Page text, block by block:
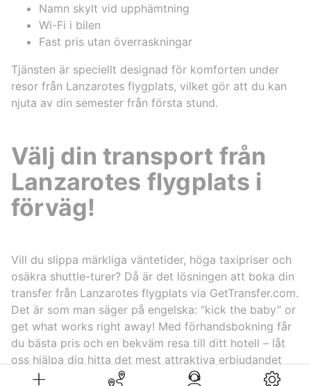
Namn skylt vid upphämtning
Wi-Fi i bilen
Fast pris utan överraskningar
Tjänsten är speciellt designad för komforten under
resor från Lanzarotes flygplats, vilket gör att du kan
njuta av din semester från första stund.
Välj din transport från
Lanzarotes flygplats i
förväg!
Vill du slippa märkliga väntetider, höga taxipriser och
osäkra shuttle-turer? Då är det lösningen att boka din
transfer från Lanzarotes flygplats via GetTransfer.com.
Det är som man säger på engelska: “kick the baby” or
get what works right away! Med förhandsbokning får
du bästa pris och en bekväm resa till ditt hotell – låt
oss hjälpa dig hitta det mest attraktiva erbjudandet
för din transport.